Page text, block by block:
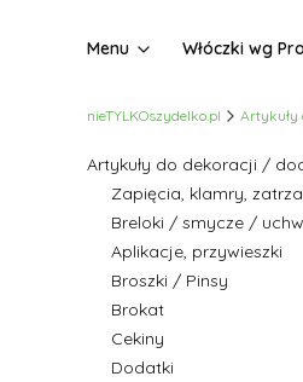
Menu Włóczki wg
nieTYLKOszydelko.pl Artykuły
Artykuły do dekoracji /
Zapięcia, klamry,
Breloki / smycze /
Aplikacje, przywieszki
Broszki / Pinsy
Brokat
Cekiny
Dodatki